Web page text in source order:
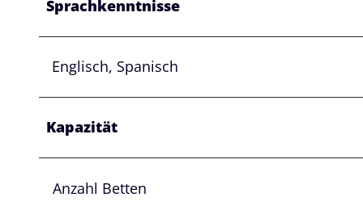
Sprachkenntnisse
Englisch, Spanisch
Kapazität
Anzahl Betten